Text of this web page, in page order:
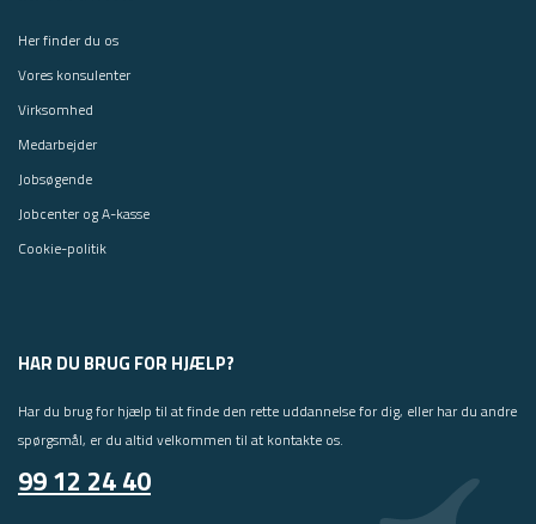
Her finder du os
Vores konsulenter
Virksomhed
Medarbejder
Jobsøgende
Jobcenter og A-kasse
Cookie-politik
HAR DU BRUG FOR HJÆLP?
Har du brug for hjælp til at finde den rette uddannelse for dig, eller har du andre
spørgsmål, er du altid velkommen til at kontakte os.
99 12 24 40